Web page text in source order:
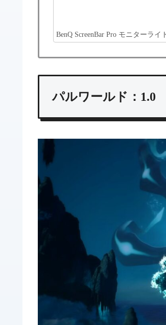
BenQ ScreenBar Pro モニターラ
パルワールド：1.0